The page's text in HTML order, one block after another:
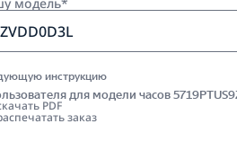
инструкцию
для модели часов
PDF
заказ